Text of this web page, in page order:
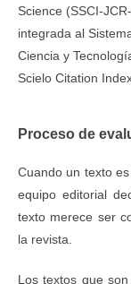
Science (SSCI-
integrada al
Ciencia y
Scielo Citation
Proceso de
Cuando un texto
equipo editorial
texto merece ser
la revista.
Los textos que